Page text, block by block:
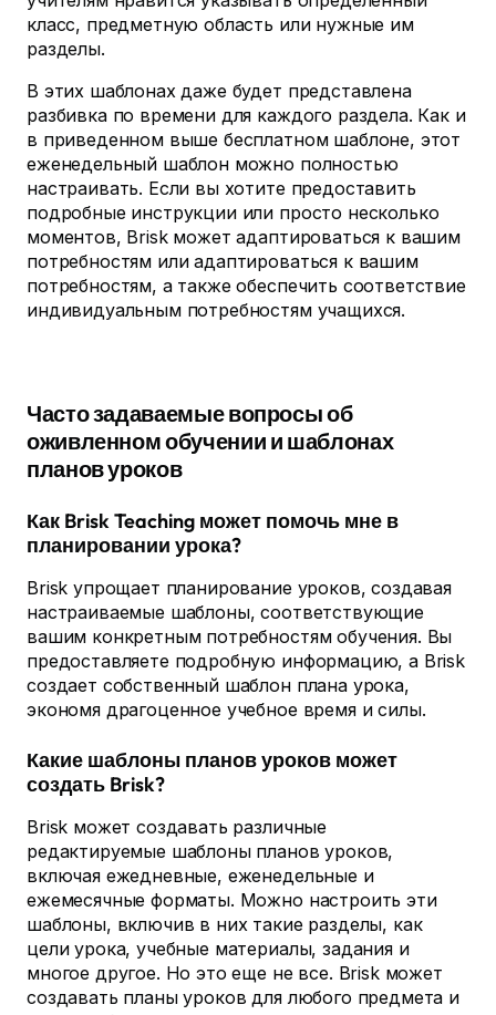
класс, предметную область или нужные им
разделы.
В этих шаблонах даже будет представлена
разбивка по времени для каждого раздела. Как и
в приведенном выше бесплатном шаблоне, этот
еженедельный шаблон можно полностью
настраивать. Если вы хотите предоставить
подробные инструкции или просто несколько
моментов, Brisk может адаптироваться к вашим
потребностям или адаптироваться к вашим
потребностям, а также обеспечить соответствие
индивидуальным потребностям учащихся.
Часто задаваемые вопросы об
оживленном обучении и шаблонах
планов уроков
Как Brisk Teaching может помочь мне в
планировании урока?
Brisk упрощает планирование уроков, создавая
настраиваемые шаблоны, соответствующие
вашим конкретным потребностям обучения. Вы
предоставляете подробную информацию, а Brisk
создает собственный шаблон плана урока,
экономя драгоценное учебное время и силы.
Какие шаблоны планов уроков может
создать Brisk?
Brisk может создавать различные
редактируемые шаблоны планов уроков,
включая ежедневные, еженедельные и
ежемесячные форматы. Можно настроить эти
шаблоны, включив в них такие разделы, как
цели урока, учебные материалы, задания и
многое другое. Но это еще не все. Brisk может
создавать планы уроков для любого предмета и